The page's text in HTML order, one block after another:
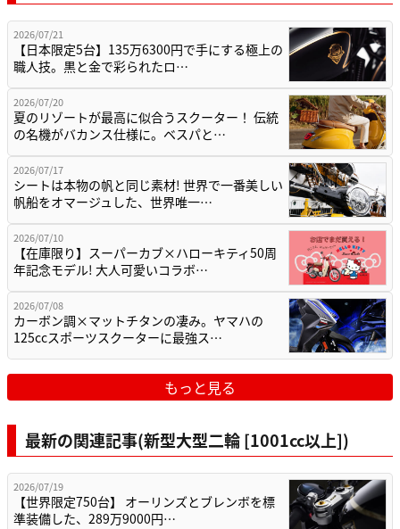
2026/07/21
【日本限定5台】135万6300円で手にする極上の
職人技。黒と金で彩られたロ…
2026/07/20
夏のリゾートが最高に似合うスクーター！ 伝統
の名機がバカンス仕様に。ベスパと…
2026/07/17
シートは本物の帆と同じ素材! 世界で一番美しい
帆船をオマージュした、世界唯一…
2026/07/10
【在庫限り】スーパーカブ×ハローキティ50周
年記念モデル! 大人可愛いコラボ…
2026/07/08
カーボン調×マットチタンの凄み。ヤマハの
125ccスポーツスクーターに最強ス…
もっと見る
最新の関連記事(新型大型二輪 [1001cc以上])
2026/07/19
【世界限定750台】 オーリンズとブレンボを標
準装備した、289万9000円…